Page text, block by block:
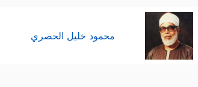
محمود خليل الحصري